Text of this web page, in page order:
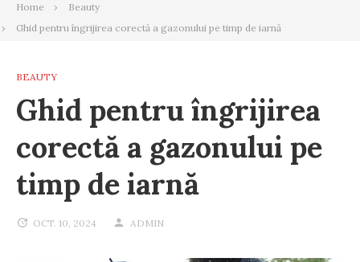
Home
Beauty
Ghid pentru îngrijirea corectă a gazonului pe timp de iarnă
BEAUTY
Ghid pentru îngrijirea
corectă a gazonului pe
timp de iarnă
OCT. 10, 2024 ADMIN